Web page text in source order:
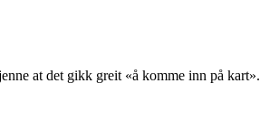
at det gikk greit «å komme inn på kart».